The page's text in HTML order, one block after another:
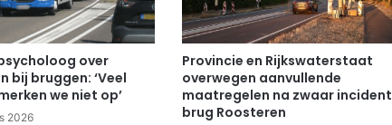
over
bij bruggen: ‘Veel
we niet op’
2026
Provincie en Rijkswaterstaat
overwegen aanvullende
maatregelen na zwaar incident
brug Roosteren